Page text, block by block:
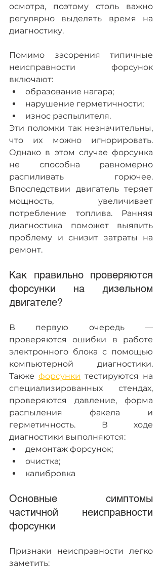
осмотра, поэтому столь важно
регулярно выделять время на
диагностику.
Помимо засорения типичные
неисправности форсунок
включают:
образование нагара;
нарушение герметичности;
износ распылителя.
Эти поломки так незначительны,
что их можно игнорировать.
Однако в этом случае форсунка
не способна равномерно
распиливать горючее.
Впоследствии двигатель теряет
мощность, увеличивает
потребление топлива. Ранняя
диагностика поможет выявить
проблему и снизит затраты на
ремонт.
Как правильно проверяются
форсунки на дизельном
двигателе?
В первую очередь —
проверяются ошибки в работе
электронного блока с помощью
компьютерной диагностики.
Также форсунки тестируются на
специализированных стендах,
проверяются давление, форма
распыления факела и
герметичность. В ходе
диагностики выполняются:
демонтаж форсунок;
очистка;
калибровка
Основные симптомы
частичной неисправности
форсунки
Признаки неисправности легко
заметить: